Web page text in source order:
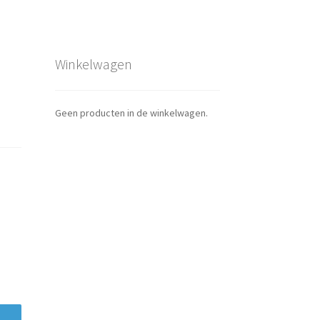
Winkelwagen
Geen producten in de winkelwagen.